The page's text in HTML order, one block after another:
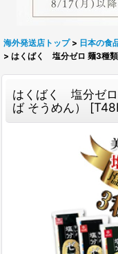
海外発送店トップ > 日本の食
> はくばく 塩分ゼロ 麺3種類
はくばく 塩分ゼ
ば そうめん）
[